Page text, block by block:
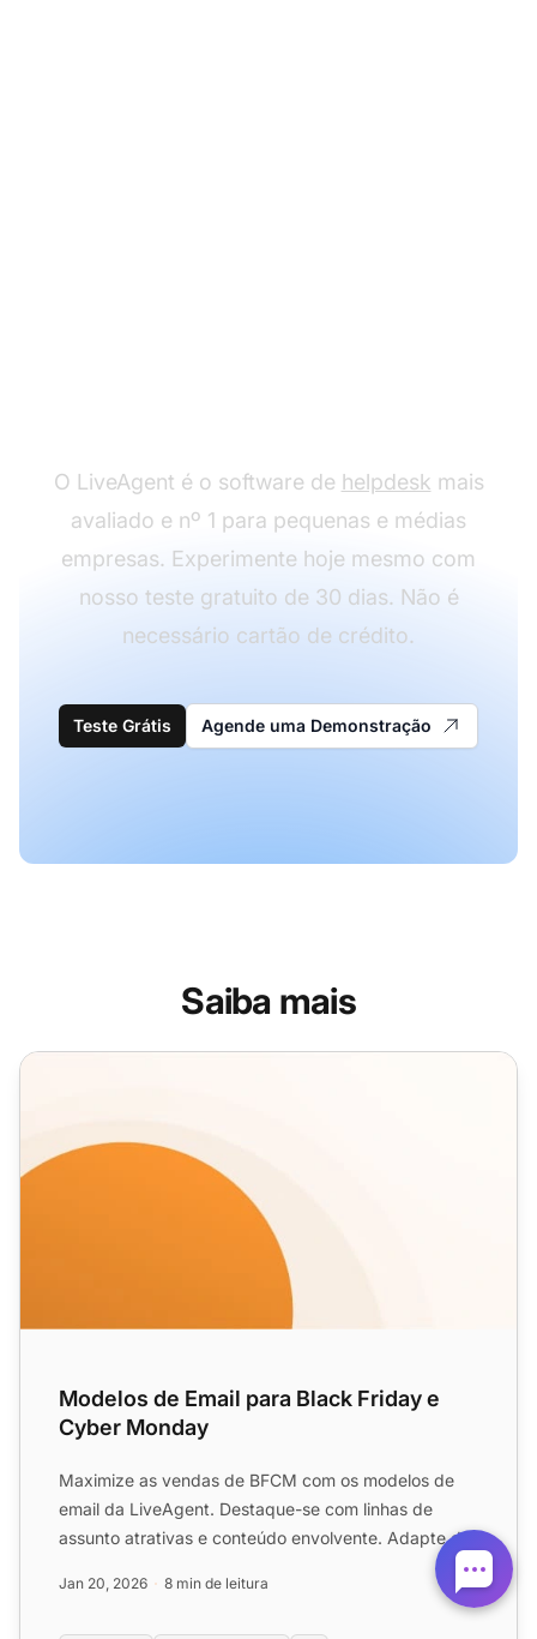
O LiveAgent é o software de helpdesk mais
avaliado e nº 1 para pequenas e médias
empresas. Experimente hoje mesmo com
nosso teste gratuito de 30 dias. Não é
necessário cartão de crédito.
Teste Grátis Agende uma Demonstração
Saiba mais
Modelos de Email para Black Friday e Cyber Monday
Modelos de Email para Black Friday e
Cyber Monday
Maximize as vendas de BFCM com os modelos de
email da LiveAgent. Destaque-se com linhas de
assunto atrativas e conteúdo envolvente. Adapte de
Jan 20, 2026 8 min de leitura